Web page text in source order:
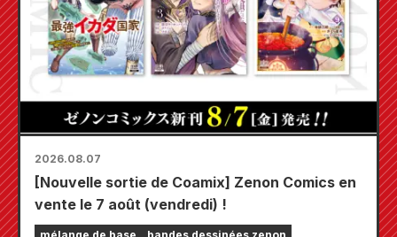
2026.08.07
[Nouvelle sortie de Coamix] Zenon Comics en
vente le 7 août (vendredi) !
mélange de base bandes dessinées zenon